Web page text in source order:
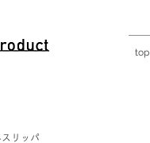
top
リッパ